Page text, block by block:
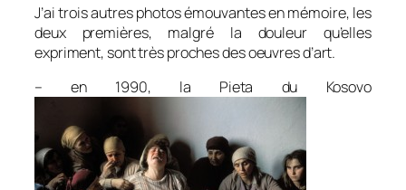
J’ai trois autres photos émouvantes en mémoire, les
deux premières, malgré la douleur qu’elles
expriment, sont très proches des oeuvres d’art.
– en 1990, la Pieta du Kosovo